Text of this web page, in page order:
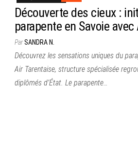
Découverte des cieux :
parapente en Savoie
ParSANDRA N.
Découvrez les sensations uniques du
Air Tarentaise, structure spécialisée
diplômés d’État. Le parapente…